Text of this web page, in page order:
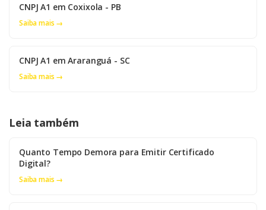
CNPJ A1 em Coxixola - PB
Saiba mais →
CNPJ A1 em Araranguá - SC
Saiba mais →
Leia também
Quanto Tempo Demora para Emitir Certificado
Digital?
Saiba mais →